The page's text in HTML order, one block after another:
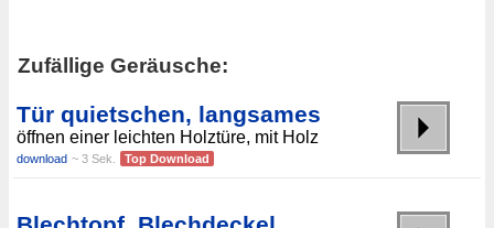
Zufällige Geräusche:
Tür quietschen, langsames
öffnen einer leichten Holztüre, mit Holz
download ~ 3 Sek. Top Download